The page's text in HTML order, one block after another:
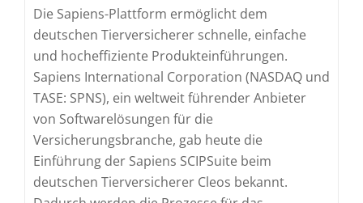
Die Sapiens-Plattform ermöglicht dem
deutschen Tierversicherer schnelle, einfache
und hocheffiziente Produkteinführungen.
Sapiens International Corporation (NASDAQ und
TASE: SPNS), ein weltweit führender Anbieter
von Softwarelösungen für die
Versicherungsbranche, gab heute die
Einführung der Sapiens SCIPSuite beim
deutschen Tierversicherer Cleos bekannt.